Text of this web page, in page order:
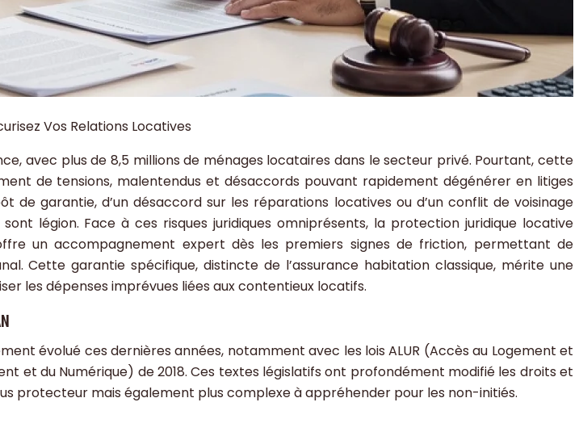
Vos Relations Locatives
avec plus de 8,5 millions de ménages locataires dans le secteur privé. Pourtant, cette
de tensions, malentendus et désaccords pouvant rapidement dégénérer en litiges
de garantie, d’un désaccord sur les réparations locatives ou d’un conflit de voisinage
légion. Face à ces risques juridiques omniprésents, la protection juridique locative
un accompagnement expert dès les premiers signes de friction, permettant de
Cette garantie spécifique, distincte de l’assurance habitation classique, mérite une
les dépenses imprévues liées aux contentieux locatifs.
évolué ces dernières années, notamment avec les lois ALUR (Accès au Logement et
et du Numérique) de 2018. Ces textes législatifs ont profondément modifié les droits et
protecteur mais également plus complexe à appréhender pour les non-initiés.